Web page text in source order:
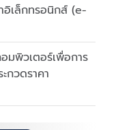
อิเล็กทรอนิกส์ (e-
มพิวเตอร์เพื่อการ
กวดราคา